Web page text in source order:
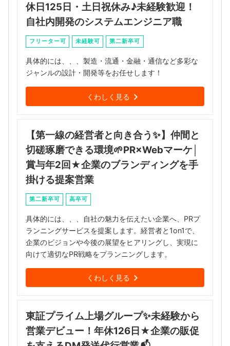
休日125日・土日祝休み♪未経験歓迎！
自社内開発のシステムエンジニア職
フリーター可 未経験可 第二新卒可
具体的には、、、製造・流通・金融・通信など多彩な
ジャンルの設計・開発等をお任せします！
くわしく見る
【第一線の経営者と向き合う✨】仲間と
切磋琢磨できる環境🌱PR×Webマーケ│
賞与年2回★企業のブランディングを手
掛ける提案営業
第二新卒可 高卒可
具体的には、、、自社の魅力を伝えたい企業へ、PRプ
ランニングサービスを提案します。経営者と1on1で、
企業のビジョンや今後の展望をヒアリングし、実現に
向けて適切なPR戦略をプランニングします。
くわしく見る
東証プライム上場グループ✨未経験から
営業デビュー！年休126日★企業の販促